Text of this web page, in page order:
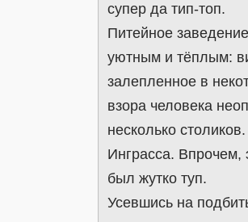
супер да тип-топ.
Питейное
уютным и тёплым:
залепленное в
взора человека
несколько
Инграсса. Впрочем,
был жутко туп.
Усевшись на